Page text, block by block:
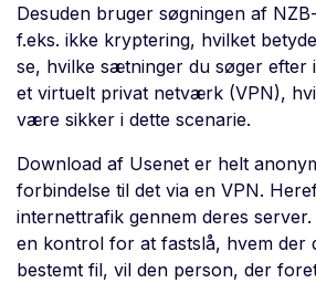
Desuden bruger søgningen af
f.eks. ikke kryptering, hvilket
se, hvilke sætninger du søger efter
et virtuelt privat netværk (VPN),
være sikker i dette scenarie.
Download af Usenet er helt
forbindelse til det via en VPN.
internettrafik gennem deres
en kontrol for at fastslå, hvem der
bestemt fil, vil den person, der